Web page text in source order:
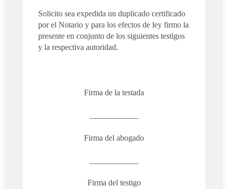
Solicito sea expedida un duplicado certificado
por el Notario y para los efectos de ley firmo la
presente en conjunto de los siguientes testigos
y la respectiva autoridad.
Firma de la testada
Firma del abogado
Firma del testigo